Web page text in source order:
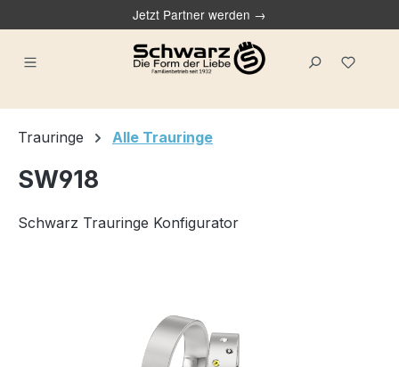
Jetzt Partner werden →
Trauringe Alle Trauringe
SW918
Schwarz Trauringe Konfigurator